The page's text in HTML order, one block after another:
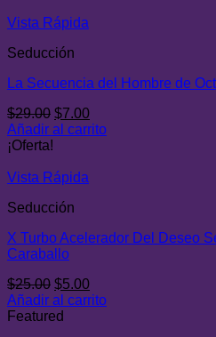
$29.00.
Vista Rápida
Seducción
La Secuencia del Hombre de
$29.00 El
precio
$29.00.
$7.00El
precio
Añadir al carrito
¡Oferta!
Vista Rápida
Seducción
X Turbo Acelerador Del Deseo
Caraballo
$25.00 El
precio
original
$5.00El
precio
Añadir al carrito
Featured